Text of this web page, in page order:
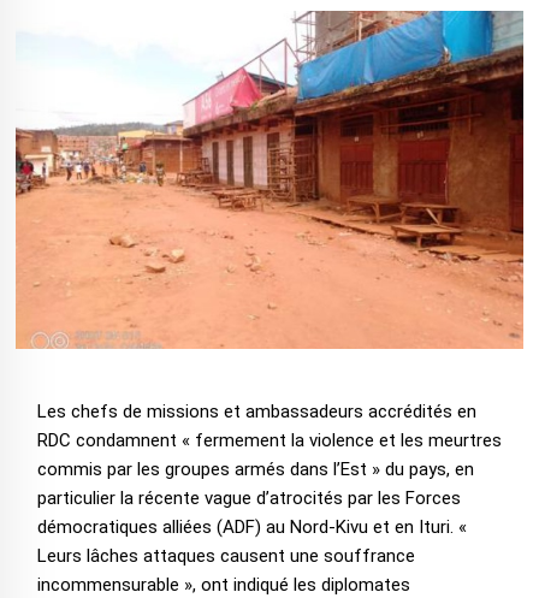
Les chefs de missions et ambassadeurs accrédités en
RDC condamnent « fermement la violence et les meurtres
commis par les groupes armés dans l’Est » du pays, en
particulier la récente vague d’atrocités par les Forces
démocratiques alliées (ADF) au Nord-Kivu et en Ituri. «
Leurs lâches attaques causent une souffrance
incommensurable », ont indiqué les diplomates